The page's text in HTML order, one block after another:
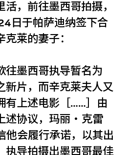
，前往墨西哥拍摄，
日于帕萨迪纳签下合
莱的妻子：
往墨西哥执导暂名为
新片，而辛克莱夫人又
有上述电影［……］由
述协议，玛丽‧克雷
会履行承诺，以其出
执导拍摄出墨西哥最佳